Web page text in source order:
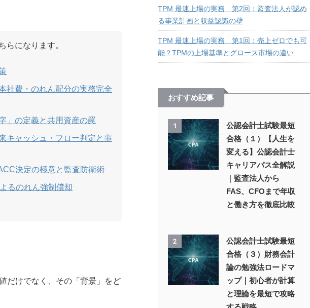
らになります。
社費・のれん配分の実務完全
」の定義と共用資産の罠
キャッシュ・フロー判定と事
決定の極意と監査防衛術
るのれん強制償却
だけでなく、その「背景」をど
TPM 最速上場の実務 第2回：監査法人が認め
る事業計画と収益認識の壁
TPM 最速上場の実務 第1回：売上ゼロでも可
能？TPMの上場基準とグロース市場の違い
おすすめ記事
1
公認会計士試験最短
合格（１）【人生を
変える】公認会計士
キャリアパス全解説
｜監査法人から
FAS、CFOまで年収
と働き方を徹底比較
2
公認会計士試験最短
合格（３）財務会計
論の勉強法ロードマ
ップ｜初心者が計算
と理論を最短で攻略